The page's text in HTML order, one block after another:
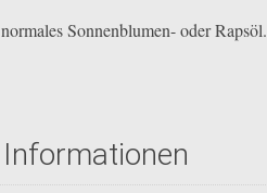
Sonnenblumen- oder